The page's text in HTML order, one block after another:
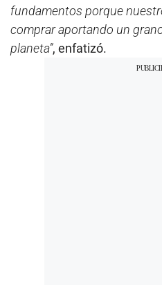
fundamentos porque
comprar aportando un
planeta”, enfatizó.